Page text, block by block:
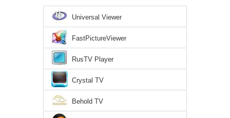
Universal Viewer
FastPictureViewer
RusTV Player
Crystal TV
Behold TV